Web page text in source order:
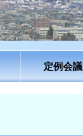
定例会議